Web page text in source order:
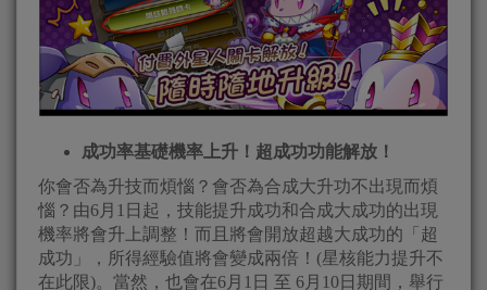
成功率基礎機率上升！超成功功能解放！
你會否為升技而煩惱？會否為合成大升功不出現而煩
惱？由6月1日起，技能提升成功和合成大成功的出現
機率將會升上調整！而且將會開放超越大成功的「超
成功」，所得經驗值將會變成兩倍！(星核能力提升不
在此限)。當然，也會在6月1日 至 6月10日期間，舉行